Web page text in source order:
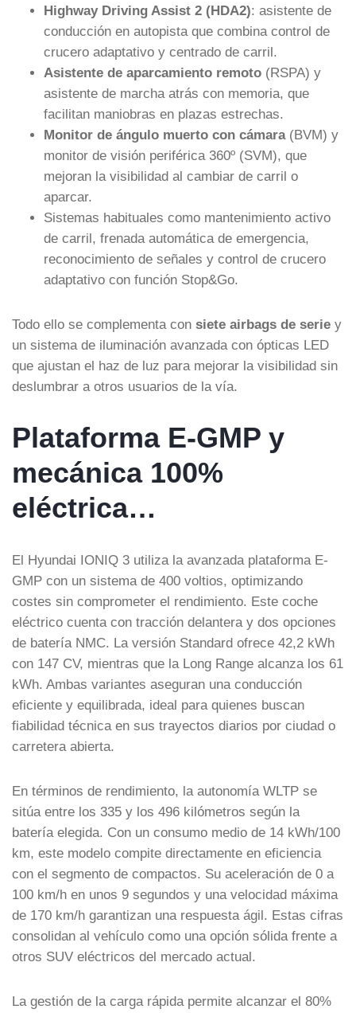
Highway Driving Assist 2 (HDA2): asistente de
conducción en autopista que combina control de
crucero adaptativo y centrado de carril.
Asistente de aparcamiento remoto (RSPA) y
asistente de marcha atrás con memoria, que
facilitan maniobras en plazas estrechas.
Monitor de ángulo muerto con cámara(BVM) y
monitor de visión periférica 360º (SVM), que
mejoran la visibilidad al cambiar de carril o
aparcar.
Sistemas habituales como mantenimiento activo
de carril, frenada automática de emergencia,
reconocimiento de señales y control de crucero
adaptativo con función Stop&Go.
Todo ello se complementa con siete airbags de serie y
un sistema de iluminación avanzada con ópticas LED
que ajustan el haz de luz para mejorar la visibilidad sin
deslumbrar a otros usuarios de la vía.
Plataforma E-GMP y
mecánica 100%
eléctrica…
El Hyundai IONIQ 3 utiliza la avanzada plataforma E-
GMP con un sistema de 400 voltios, optimizando
costes sin comprometer el rendimiento. Este coche
eléctrico cuenta con tracción delantera y dos opciones
de batería NMC. La versión Standard ofrece 42,2 kWh
con 147 CV, mientras que la Long Range alcanza los 61
kWh. Ambas variantes aseguran una conducción
eficiente y equilibrada, ideal para quienes buscan
fiabilidad técnica en sus trayectos diarios por ciudad o
carretera abierta.
En términos de rendimiento, la autonomía WLTP se
sitúa entre los 335 y los 496 kilómetros según la
batería elegida. Con un consumo medio de 14 kWh/100
km, este modelo compite directamente en eficiencia
con el segmento de compactos. Su aceleración de 0 a
100 km/h en unos 9 segundos y una velocidad máxima
de 170 km/h garantizan una respuesta ágil. Estas cifras
consolidan al vehículo como una opción sólida frente a
otros SUV eléctricos del mercado actual.
La gestión de la carga rápida permite alcanzar el 80%